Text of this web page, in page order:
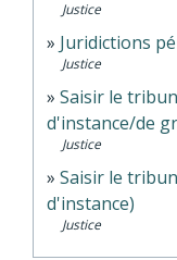
Justice
Juridictions
Justice
Saisir le
d'instance/de
Justice
Saisir le
d'instance)
Justice